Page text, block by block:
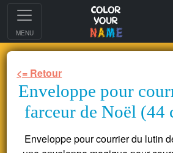
MENU
<= Retour
Enveloppe pour
farceur de Noël (44
Enveloppe pour courrier du lutin